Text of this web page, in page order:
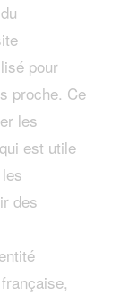
pour
proche. Ce
les
est utile
des